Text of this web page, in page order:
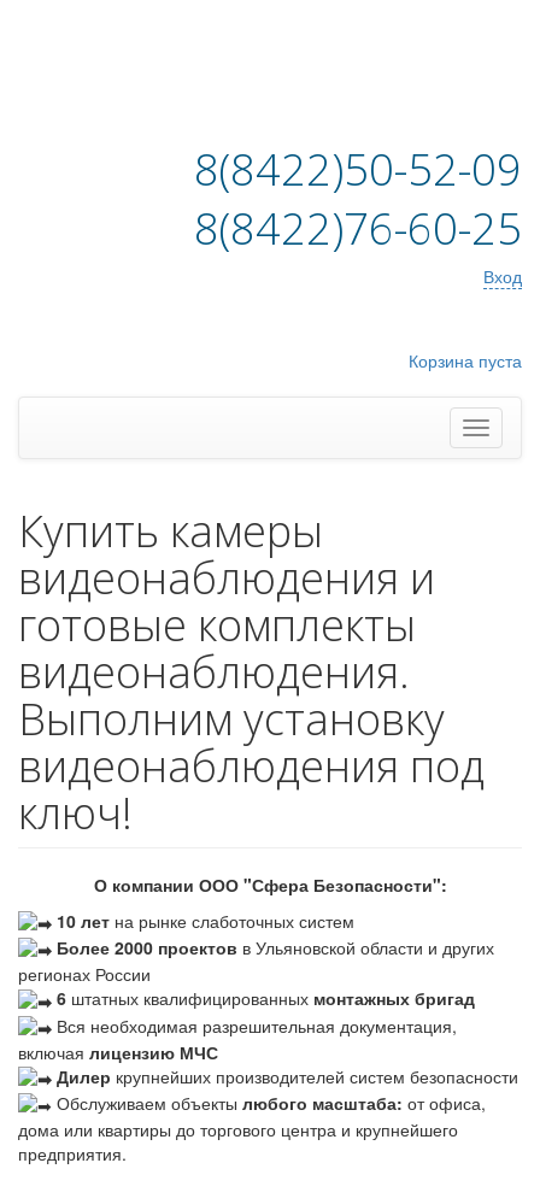
8(8422)50-52-09
8(8422)76-60-25
Вход
Корзина пуста
Купить камеры
видеонаблюдения и
готовые комплекты
видеонаблюдения.
Выполним установку
видеонаблюдения под
ключ!
О компании ООО "Сфера Безопасности":
10 лет на рынке слаботочных систем
Более 2000 проектов в Ульяновской области и других
регионах России
6 штатных квалифицированных монтажных бригад
Вся необходимая разрешительная документация,
включая лицензию МЧС
Дилер крупнейших производителей систем безопасности
Обслуживаем объекты любого масштаба: от офиса,
дома или квартиры до торгового центра и крупнейшего
предприятия.